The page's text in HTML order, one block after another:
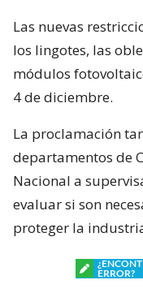
Las nuevas
los lingotes, las
módulos
4 de diciembre.
La proclamación
departamentos de
Nacional a
evaluar si son
proteger la
ERROR?